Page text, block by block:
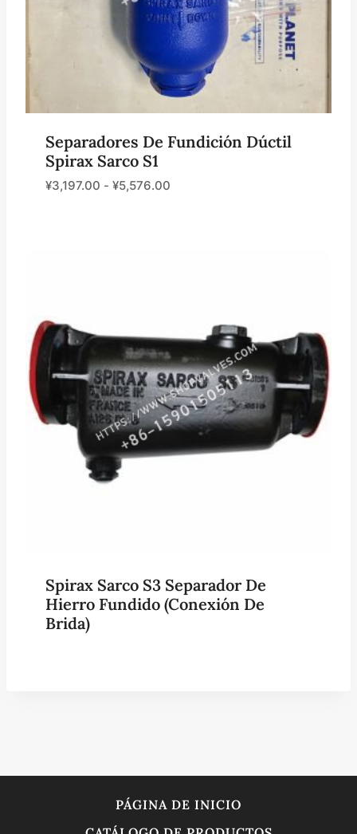
Separadores De Fundición Dúctil
Spirax Sarco S1
¥3,197.00 - ¥5,576.00
Spirax Sarco S3 Separador De
Hierro Fundido (conexión De
Brida)
PÁGINA DE INICIO